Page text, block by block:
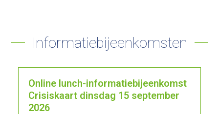
Informatiebijeenkomsten
Online lunch-informatiebijeenkomst
Crisiskaart dinsdag 15 september
2026